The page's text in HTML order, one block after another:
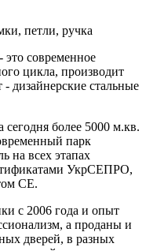
петли, ручка
современное
цикла, производит
дизайнерские стальные
сегодня более 5000 м.кв.
парк
на всех этапах
УкрСЕПРО,
СЕ.
с 2006 года и опыт
а проданы и
дверей, в разных